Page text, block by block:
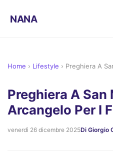
NANA
Home › Lifestyle › Preghiera A
Preghiera A San
Arcangelo Per I
venerdì 26 dicembre 2025Di Giorgio